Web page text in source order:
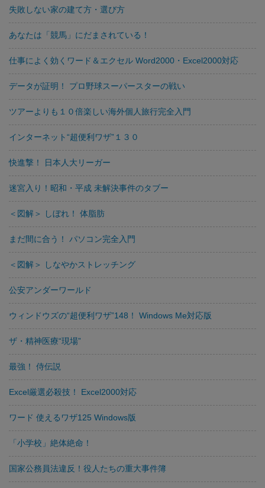
失敗しない家の建て方・選び方
あなたは「競馬」にだまされている！
仕事によく効くワード＆エクセル Word2000・Excel2000対応
データが証明！ プロ野球スーパースターの戦い
ツアーよりも１０倍楽しい海外個人旅行完全入門
インターネット“超便利ワザ”１３０
快進撃！ 日本人大リーガー
迷宮入り！昭和・平成 未解決事件のタブー
＜図解＞ しぼれ！ 体脂肪
まだ間に合う！ パソコン完全入門
＜図解＞ しなやかストレッチング
公安アンダーワールド
ウィンドウズの“超便利ワザ”148！ Windows Me対応版
ザ・精神医療“現場”
最強！ 侍伝説
Excel厳選必殺技！ Excel2000対応
ワード 使えるワザ125 Windows版
「小学校」絶体絶命！
国家公務員法違反！役人たちの重大事件簿